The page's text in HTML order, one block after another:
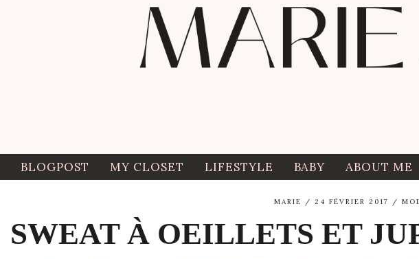
BLOGPOST MY CLOSET LIFESTYLE BABY ABOUT ME
MARIE 24 FÉVRIER 2017
SWEAT À OEILLETS ET